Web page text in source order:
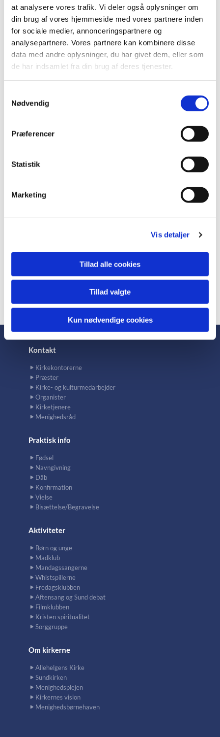
at analysere vores trafik. Vi deler også oplysninger om
din brug af vores hjemmeside med vores partnere inden
for sociale medier, annonceringspartnere og
analysepartnere. Vores partnere kan kombinere disse
data med andre oplysninger, du har givet dem, eller som
de har indsamlet fra din brug af deres tjenester.
Nødvendig
Præferencer
Statistik
Marketing
Vis detaljer
Tillad alle cookies
Tillad valgte
Kun nødvendige cookies
Du vil måske også kunne lide...
Kontakt
Kirkekontorerne
Præster
Kirke- og kulturmedarbejder
Organister
Kirketjenere
Menighedsråd
Praktisk info
Fødsel
Navngivning
Dåb
Konfirmation
Vielse
Bisættelse/Begravelse
Aktiviteter
Børn og unge
Madklub
Mandagssangerne
Whistspillerne
Fredagsklubben
Aftensang og Sund debat
Filmklubben
Kristen spiritualitet
Sorggruppe
Om kirkerne
Allehelgens Kirke
Sundkirken
Menighedsplejen
Kirkernes vision
Menighedsbørnehaven